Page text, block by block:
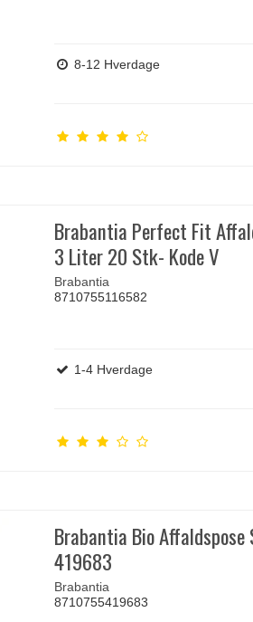
8-12 Hverdage
Brabantia Perfect Fit
3 Liter 20 Stk- Kode V
Brabantia
8710755116582
1-4 Hverdage
Brabantia Bio Affaldspose
419683
Brabantia
8710755419683